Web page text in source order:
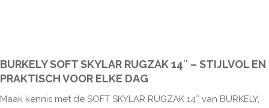
BURKELY SOFT SKYLAR RUGZAK 14″ – STIJLVOL EN
PRAKTISCH VOOR ELKE DAG
Maak kennis met de SOFT SKYLAR RUGZAK 14″ van BURKELY,